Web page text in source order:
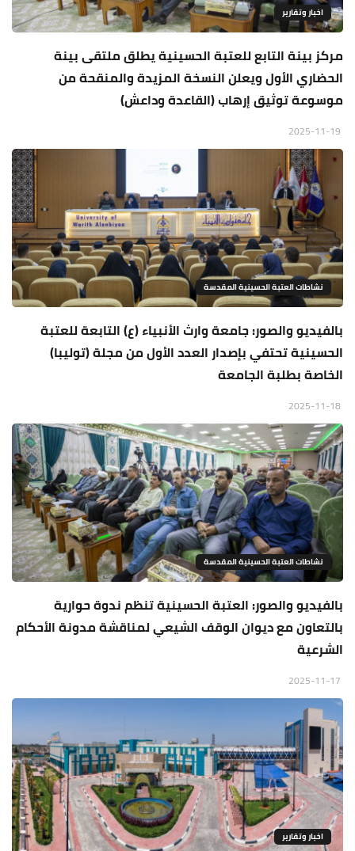
اخبار وتقارير
مركز بينة التابع للعتبة الحسينية يطلق ملتقى بينة
الحضاري الأول ويعلن النسخة المزيدة والمنقحة من
موسوعة توثيق إرهاب (القاعدة وداعش)
نشاطات العتبة الحسينية المقدسة
بالفيديو والصور: جامعة وارث الأنبياء (ع) التابعة للعتبة
الحسينية تحتفي بإصدار العدد الأول من مجلة (توليبا)
الخاصة بطلبة الجامعة
نشاطات العتبة الحسينية المقدسة
بالفيديو والصور: العتبة الحسينية تنظم ندوة حوارية
بالتعاون مع ديوان الوقف الشيعي لمناقشة مدونة الأحكام
الشرعية
اخبار وتقارير